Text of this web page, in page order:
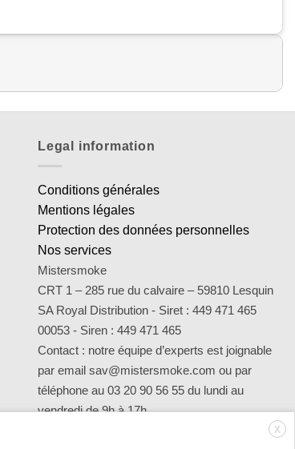
Legal information
Conditions générales
Mentions légales
Protection des données personnelles
Nos services
Mistersmoke
CRT 1 – 285 rue du calvaire – 59810 Lesquin
SA Royal Distribution - Siret : 449 471 465
00053 - Siren : 449 471 465
Contact : notre équipe d’experts est joignable
par email sav@mistersmoke.com ou par
téléphone au 03 20 90 56 55 du lundi au
vendredi de 9h à 17h.
X